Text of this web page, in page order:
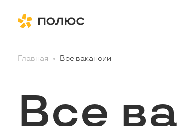
Главная Все вакансии
Все